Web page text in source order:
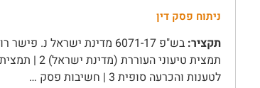
ניתוח פסק דין
תקציר:
לטענות והכרעה סופית 3 | חשיבות פסק …